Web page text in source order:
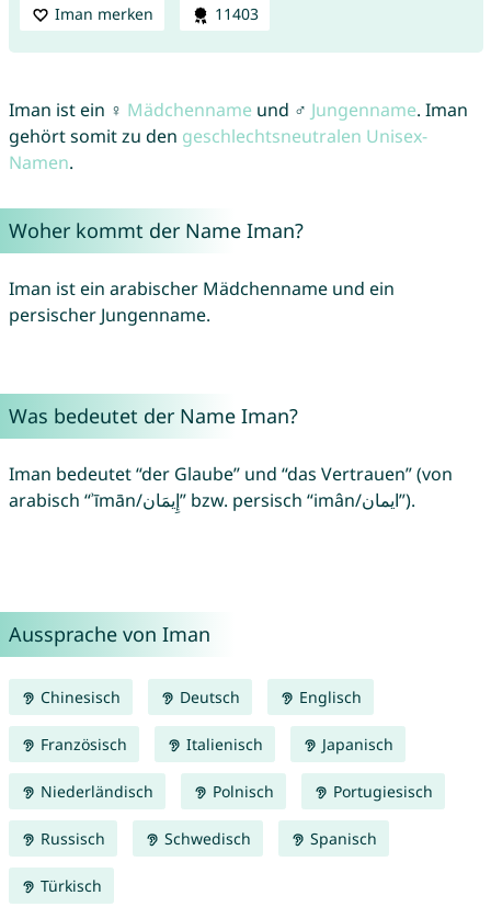
Iman merken 11403
Iman ist ein ♀ Mädchenname und ♂ Jungenname. Iman
gehört somit zu den geschlechtsneutralen Unisex-
Namen.
Woher kommt der Name Iman?
Iman ist ein arabischer Mädchenname und ein
persischer Jungenname.
Was bedeutet der Name Iman?
Iman bedeutet “der Glaube” und “das Vertrauen” (von
arabisch “ʾīmān/إِيمَان” bzw. persisch “imân/ایمان”).
Aussprache von Iman
Chinesisch Deutsch Englisch
Französisch Italienisch Japanisch
Niederländisch Polnisch Portugiesisch
Russisch Schwedisch Spanisch
Türkisch